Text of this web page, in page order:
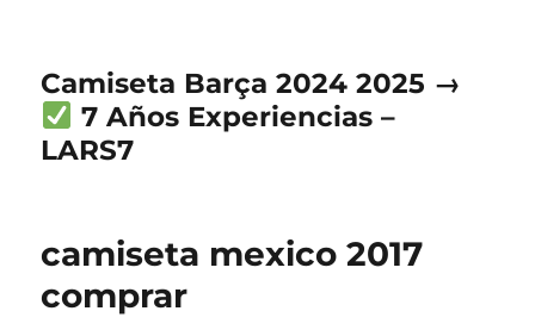
Camiseta Barça 2024 2025 →
7 Años Experiencias –
LARS7
camiseta mexico 2017
comprar